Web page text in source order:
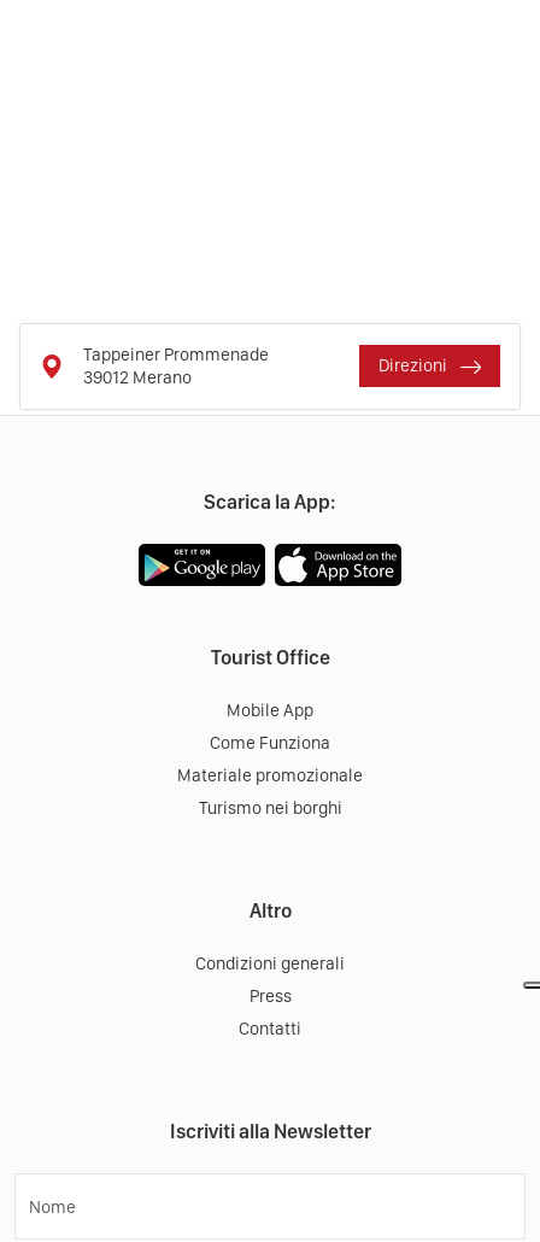
Tappeiner Prommenade
39012 Merano
Direzioni
Scarica la App:
Tourist Office
Mobile App
Come Funziona
Materiale promozionale
Turismo nei borghi
Altro
Condizioni generali
Press
Contatti
Iscriviti alla Newsletter
Nome